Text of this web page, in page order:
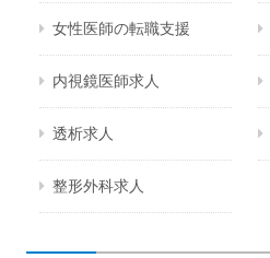
女性医師の転職支援
内視鏡医師求人
透析求人
整形外科求人